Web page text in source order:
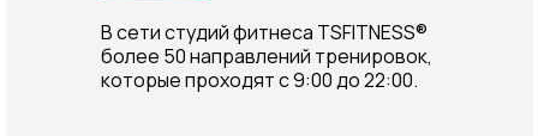
В сети студий фитнеса TSFITNESS®
более 50 направлений тренировок,
которые проходят с 9:00 до 22:00.